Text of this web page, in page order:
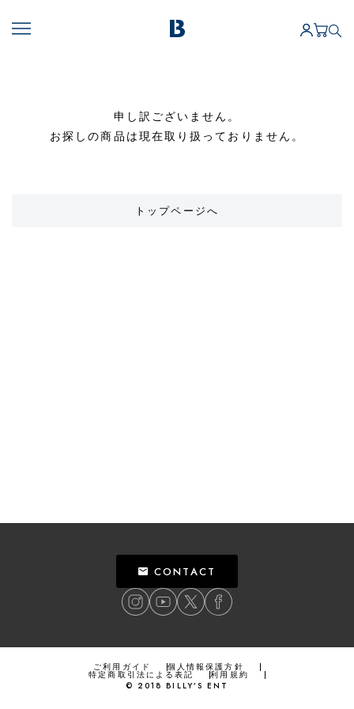
申し訳ございません。
お探しの商品は現在取り扱っておりません。
トップページへ
CONTACT
ご利用ガイド 個人情報保護方針
特定商取引法による表記
利用規約
© 2018 BILLY’S ENT